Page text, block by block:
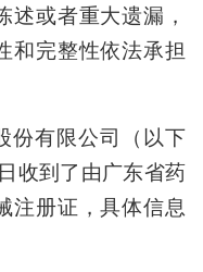
或者重大遗漏，
和完整性依法承担
份有限公司（以下
收到了由广东省药
注册证，具体信息